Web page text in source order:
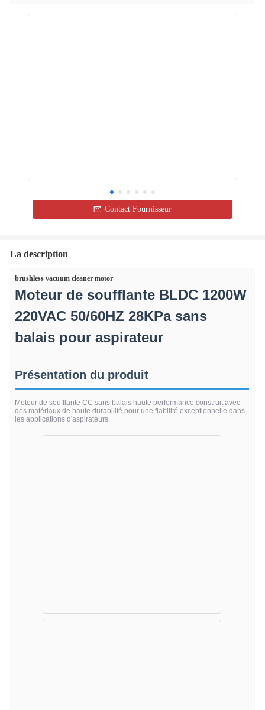
Contact Fournisseur
La description
brushless vacuum cleaner motor
Moteur de soufflante BLDC 1200W
220VAC 50/60HZ 28KPa sans
balais pour aspirateur
Présentation du produit
Moteur de soufflante CC sans balais haute performance construit avec
des matériaux de haute durabilité pour une fiabilité exceptionnelle dans
les applications d'aspirateurs.